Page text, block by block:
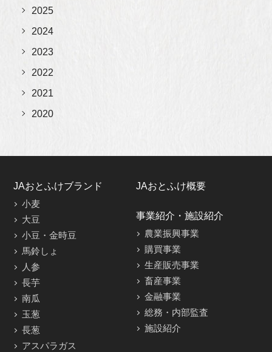
2025
2024
2023
2022
2021
2020
JAおとふけブランド
小麦
大豆
小豆・金時豆
馬鈴しょ
人参
長芋
南瓜
玉葱
長葱
アスパラガス
JAおとふけ概要
事業紹介・施設紹介
農業振興事業
購買事業
生産販売事業
畜産事業
金融事業
総務・内部監査
施設紹介